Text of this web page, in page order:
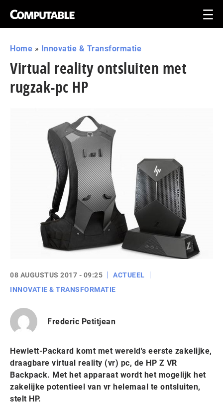
Home » Innovatie & Transformatie
Virtual reality ontsluiten met
rugzak-pc HP
08 AUGUSTUS 2017 - 09:25
ACTUEEL
INNOVATIE & TRANSFORMATIE
Frederic Petitjean
Hewlett-Packard komt met wereld's eerste zakelijke,
draagbare virtual reality (vr) pc, de HP Z VR
Backpack. Met het apparaat wordt het mogelijk het
zakelijke potentieel van vr helemaal te ontsluiten,
stelt HP.